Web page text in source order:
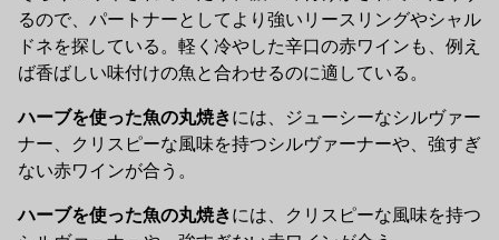
るので、パートナーとしてより強いリースリングやシャル
ドネを探している。軽く冷やした辛口の赤ワインも、例え
ば香ばしい味付けの魚と合わせるのに適している。
ハーブを使った魚の丸焼きには、ジューシーなシルヴァー
ナー、クリスピーな風味を持つシルヴァーナーや、強すぎ
ない赤ワインが合う。
ハーブを使った魚の丸焼きには、クリスピーな風味を持つ